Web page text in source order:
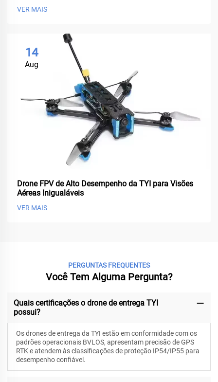
VER MAIS
14
Aug
Drone FPV de Alto Desempenho da TYI para Visões
Aéreas Inigualáveis
VER MAIS
PERGUNTAS FREQUENTES
Você Tem Alguma Pergunta?
Quais certificações o drone de entrega TYI
possui?
Os drones de entrega da TYI estão em conformidade com os
padrões operacionais BVLOS, apresentam precisão de GPS
RTK e atendem às classificações de proteção IP54/IP55 para
desempenho confiável.